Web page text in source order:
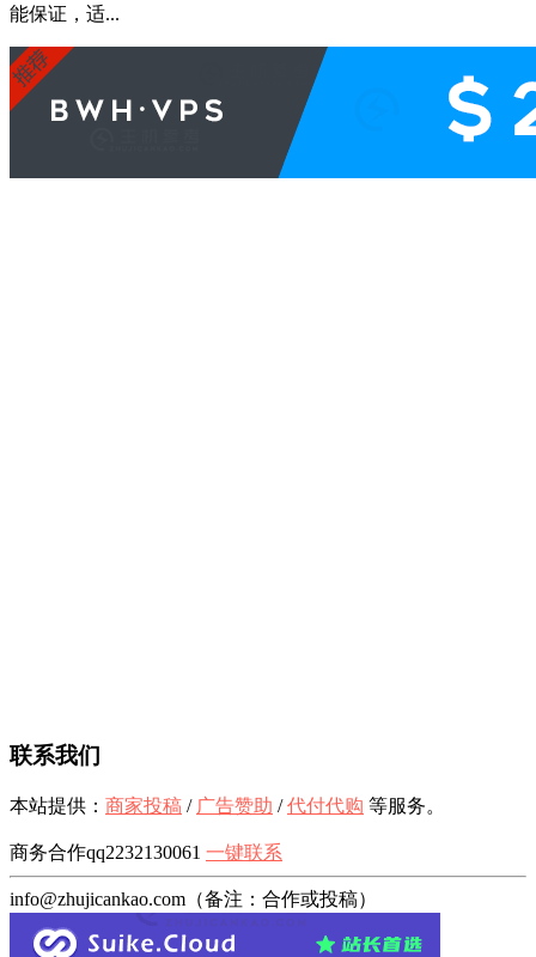
能保证，适...
联系我们
本站提供： 商家投稿 / 广告赞助 /代付代购 等服务。
商务合作qq2232130061 一键联系
info@zhujicankao.com（备注：合作或投稿）